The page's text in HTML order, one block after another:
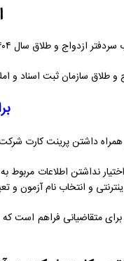
۱۴۰۴ در سایت سازمان سنجش آموزش کشور قرار گرفت.
۱۴۰۴ صبح روز پنج‌شنبه ۲۰ آذر ۱۴۰۴ و با توجه به آمار ثبت‌نام
داشتن پرینت کارت
نداشتن اطلاعات
و انتخاب نام آزمون و
متقاضیانی فراهم است